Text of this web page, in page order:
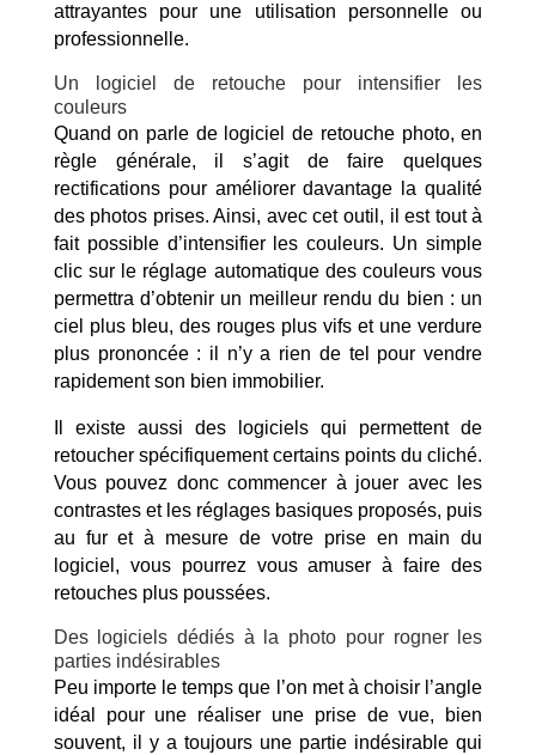
attrayantes pour une utilisation personnelle ou
professionnelle.
Un logiciel de retouche pour intensifier les
couleurs
Quand on parle de logiciel de retouche photo, en
règle générale, il s’agit de faire quelques
rectifications pour améliorer davantage la qualité
des photos prises. Ainsi, avec cet outil, il est tout à
fait possible d’intensifier les couleurs. Un simple
clic sur le réglage automatique des couleurs vous
permettra d’obtenir un meilleur rendu du bien : un
ciel plus bleu, des rouges plus vifs et une verdure
plus prononcée : il n’y a rien de tel pour vendre
rapidement son bien immobilier.
Il existe aussi des logiciels qui permettent de
retoucher spécifiquement certains points du cliché.
Vous pouvez donc commencer à jouer avec les
contrastes et les réglages basiques proposés, puis
au fur et à mesure de votre prise en main du
logiciel, vous pourrez vous amuser à faire des
retouches plus poussées.
Des logiciels dédiés à la photo pour rogner les
parties indésirables
Peu importe le temps que l’on met à choisir l’angle
idéal pour une réaliser une prise de vue, bien
souvent, il y a toujours une partie indésirable qui